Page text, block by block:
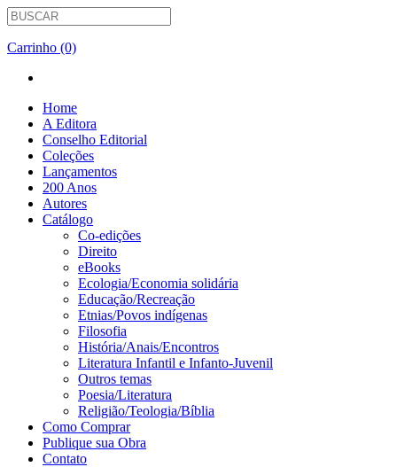
Carrinho (0)
Home
A Editora
Conselho Editorial
Coleções
Lançamentos
200 Anos
Autores
Catálogo
Co-edições
Direito
eBooks
Ecologia/Economia solidária
Educação/Recreação
Etnias/Povos indígenas
Filosofia
História/Anais/Encontros
Literatura Infantil e Infanto-Juvenil
Outros temas
Poesia/Literatura
Religião/Teologia/Bíblia
Como Comprar
Publique sua Obra
Contato